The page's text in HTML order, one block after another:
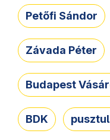
Petőfi Sándor
Závada Péter
Budapest
BDK